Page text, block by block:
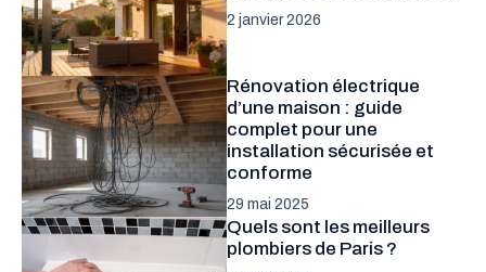
2 janvier 2026
Rénovation électrique
d’une maison : guide
complet pour une
installation sécurisée et
conforme
29 mai 2025
Quels sont les meilleurs
plombiers de Paris ?